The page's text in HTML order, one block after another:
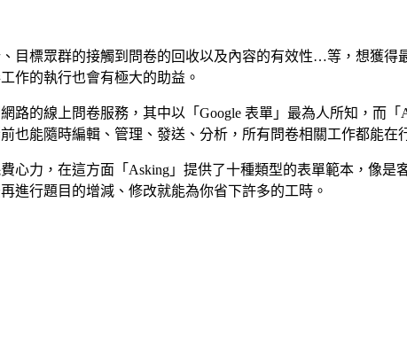
目標眾群的接觸到問卷的回收以及內容的有效性…等，想獲得
作的執行也會有極大的助益。
的線上問卷服務，其中以「Google 表單」最為人所知，而
也能隨時編輯、管理、發送、分析，所有問卷相關工作都能在
力，在這方面「Asking」提供了十種類型的表單範本，像是
行題目的增減、修改就能為你省下許多的工時。